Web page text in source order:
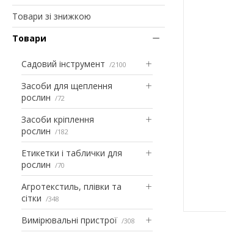
Товари зі знижкою
Товари
Садовий інструмент 2100
Засоби для щеплення
рослин
72
Засоби кріплення
рослин
182
Етикетки і таблички для
рослин
70
Агротекстиль, плівки та
сітки
348
Вимірювальні пристрої 308